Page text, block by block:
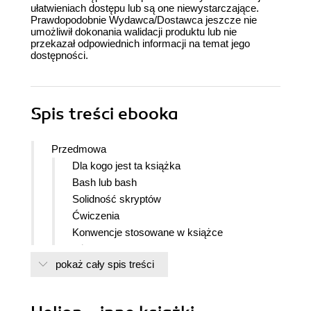
ułatwieniach dostępu lub są one niewystarczające.
Prawdopodobnie Wydawca/Dostawca jeszcze nie
umożliwił dokonania walidacji produktu lub nie
przekazał odpowiednich informacji na temat jego
dostępności.
Spis treści ebooka
Przedmowa
Dla kogo jest ta książka
Bash lub bash
Solidność skryptów
Ćwiczenia
Konwencje stosowane w książce
Używanie przykładowego kodu
Podziękowania
pokaż cały spis treści